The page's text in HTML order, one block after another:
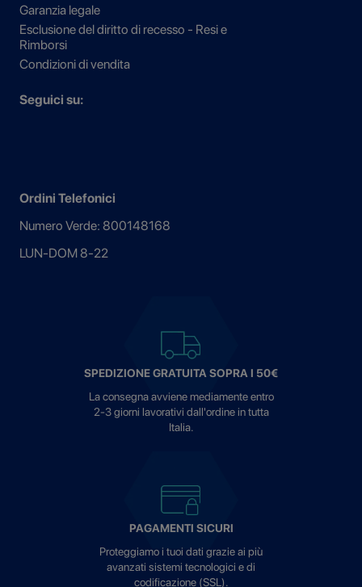
Garanzia legale
Esclusione del diritto di recesso - Resi e
Rimborsi
Condizioni di vendita
Seguici su:
Ordini Telefonici
Numero Verde: 800148168
LUN-DOM 8-22
SPEDIZIONE GRATUITA SOPRA I 50€
La consegna avviene mediamente entro
2-3 giorni lavorativi dall'ordine in tutta
Italia.
PAGAMENTI SICURI
Proteggiamo i tuoi dati grazie ai più
avanzati sistemi tecnologici e di
codificazione (SSL).